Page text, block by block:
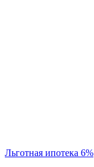
Льготная ипотека 6%